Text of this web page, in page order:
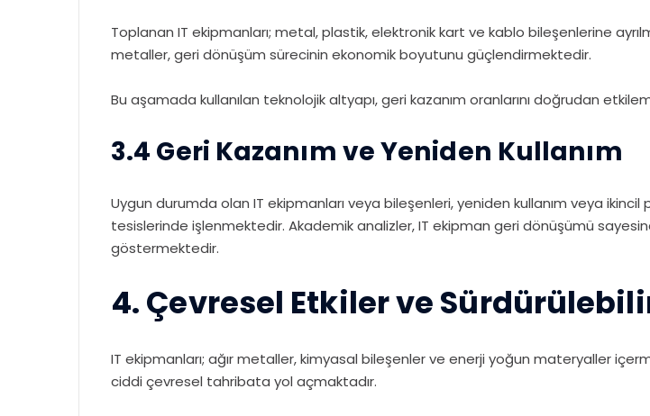
Toplanan IT ekipmanları; metal, plastik, elektronik kart ve kablo bileşenlerine
metaller, geri dönüşüm sürecinin ekonomik boyutunu güçlendirmektedir.
Bu aşamada kullanılan teknolojik altyapı, geri kazanım oranlarını doğrudan
3.4 Geri Kazanım ve Yeniden Kullanım
Uygun durumda olan IT ekipmanları veya bileşenleri, yeniden kullanım veya
tesislerinde işlenmektedir. Akademik analizler, IT ekipman geri dönüşümü
göstermektedir.
4. Çevresel Etkiler ve
IT ekipmanları; ağır metaller, kimyasal bileşenler ve enerji yoğun materyaller
ciddi çevresel tahribata yol açmaktadır.